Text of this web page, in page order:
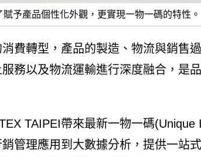
予產品個性化外觀，更實現一物一碼的特性。
費轉型，產品的製造、物流與銷售
務以及物流運輸進行深度融合，是
TAIPEI帶來最新一物一碼
管理應用到大數據分析，提供一站